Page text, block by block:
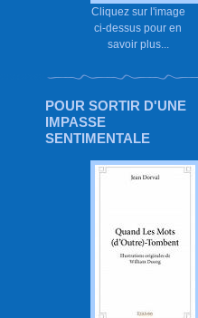
Cliquez sur l'image
ci-dessus pour en
savoir plus...
POUR SORTIR D'UNE
IMPASSE
SENTIMENTALE